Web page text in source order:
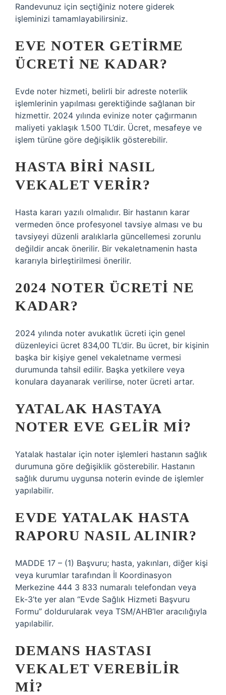
Randevunuz için seçtiğiniz notere giderek
işleminizi tamamlayabilirsiniz.
EVE NOTER GETIRME
ÜCRETI NE KADAR?
Evde noter hizmeti, belirli bir adreste noterlik
işlemlerinin yapılması gerektiğinde sağlanan bir
hizmettir. 2024 yılında evinize noter çağırmanın
maliyeti yaklaşık 1.500 TL’dir. Ücret, mesafeye ve
işlem türüne göre değişiklik gösterebilir.
HASTA BIRI NASIL
VEKALET VERIR?
Hasta kararı yazılı olmalıdır. Bir hastanın karar
vermeden önce profesyonel tavsiye alması ve bu
tavsiyeyi düzenli aralıklarla güncellemesi zorunlu
değildir ancak önerilir. Bir vekaletnamenin hasta
kararıyla birleştirilmesi önerilir.
2024 NOTER ÜCRETI NE
KADAR?
2024 yılında noter avukatlık ücreti için genel
düzenleyici ücret 834,00 TL’dir. Bu ücret, bir kişinin
başka bir kişiye genel vekaletname vermesi
durumunda tahsil edilir. Başka yetkilere veya
konulara dayanarak verilirse, noter ücreti artar.
YATALAK HASTAYA
NOTER EVE GELIR MI?
Yatalak hastalar için noter işlemleri hastanın sağlık
durumuna göre değişiklik gösterebilir. Hastanın
sağlık durumu uygunsa noterin evinde de işlemler
yapılabilir.
EVDE YATALAK HASTA
RAPORU NASIL ALINIR?
MADDE 17 – (1) Başvuru; hasta, yakınları, diğer kişi
veya kurumlar tarafından İl Koordinasyon
Merkezine 444 3 833 numaralı telefondan veya
Ek-3’te yer alan “Evde Sağlık Hizmeti Başvuru
Formu” doldurularak veya TSM/AHB’ler aracılığıyla
yapılabilir.
DEMANS HASTASI
VEKALET VEREBILIR
MI?